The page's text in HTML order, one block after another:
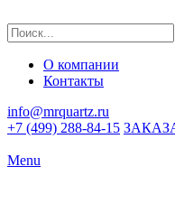
О компании
Контакты
info@mrquartz.ru
+7 (499) 288-84-15
Menu